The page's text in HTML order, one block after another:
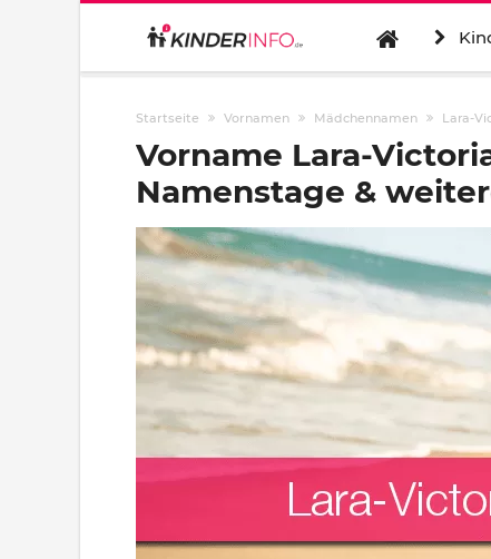
Startseite Vornamen Mädchennamen Lara-
Vorname Lara-
Namenstage &